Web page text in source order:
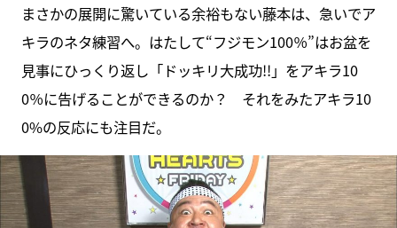
まさかの展開に驚いている余裕もない藤本は、急いでア
キラのネタ練習へ。はたして“フジモン100％”はお盆を
見事にひっくり返し「ドッキリ大成功!!」をアキラ10
0％に告げることができるのか？ それをみたアキラ10
0%の反応にも注目だ。